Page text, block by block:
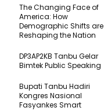
The Changing Face of
America: How
Demographic Shifts are
Reshaping the Nation
DP3AP2KB Tanbu Gelar
Bimtek Public Speaking
Bupati Tanbu Hadiri
Kongres Nasional
Fasyankes Smart